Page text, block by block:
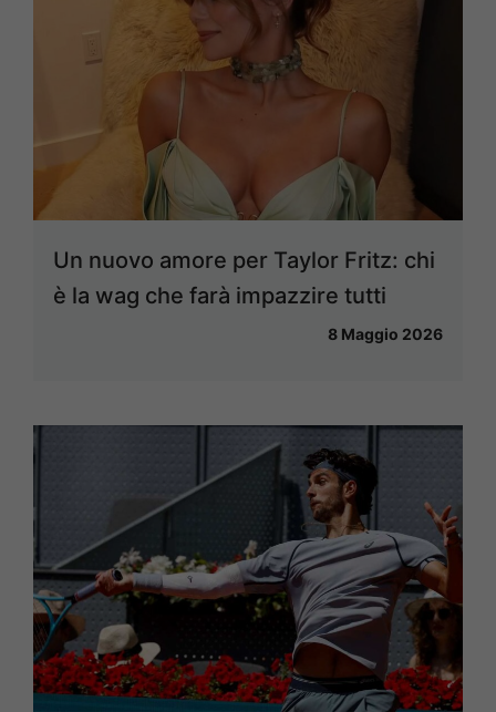
Un nuovo amore per Taylor Fritz: chi
è la wag che farà impazzire tutti
8 Maggio 2026